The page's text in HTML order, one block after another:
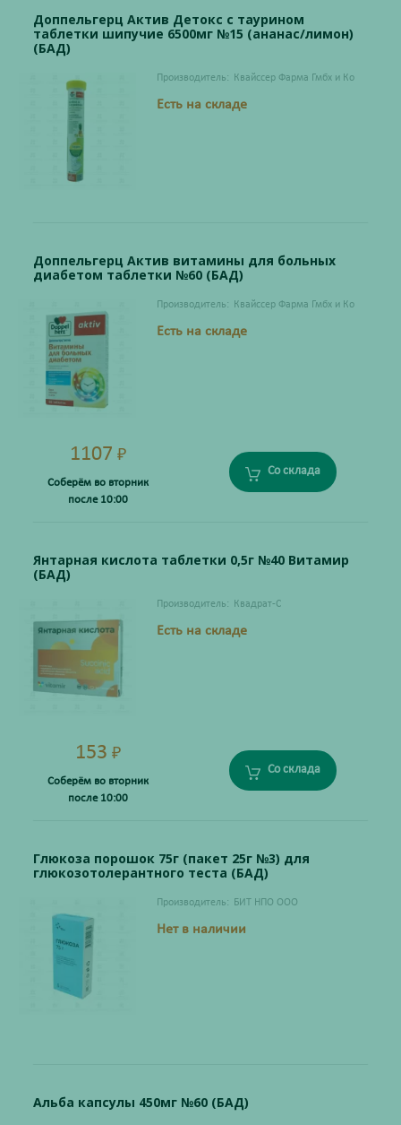
Доппельгерц Актив Детокс с таурином
таблетки шипучие 6500мг №15 (ананас/лимон)
(БАД)
Производитель: Квайссер Фарма Гмбх и Ко
Есть на складе
Доппельгерц Актив витамины для больных
диабетом таблетки №60 (БАД)
Производитель: Квайссер Фарма Гмбх и Ко
Есть на складе
1107 ₽
Соберём во вторник
после 10:00
Со склада
Янтарная кислота таблетки 0,5г №40 Витамир
(БАД)
Производитель: Квадрат-С
Есть на складе
153 ₽
Соберём во вторник
после 10:00
Со склада
Глюкоза порошок 75г (пакет 25г №3) для
глюкозотолерантного теста (БАД)
Производитель: БИТ НПО ООО
Нет в наличии
Альба капсулы 450мг №60 (БАД)